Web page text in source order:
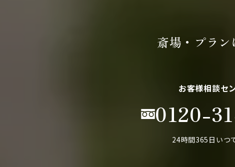
斎場・プラ
お客様相談セ
0120-
24時間365日いつ